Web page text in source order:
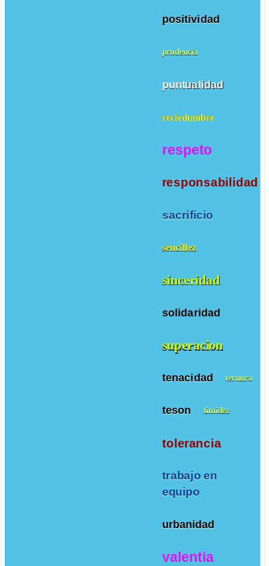
positividad
prudencia
puntualidad
reciedumbre
respeto
responsabilidad
sacrificio
sencillez
sinceridad
solidaridad
superacion
tenacidad ternura
teson timidez
tolerancia
trabajo en
equipo
urbanidad
valentia